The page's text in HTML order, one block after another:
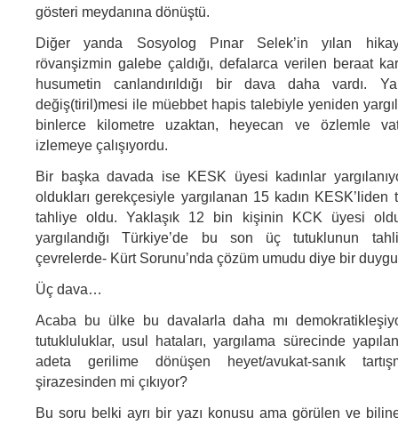
gösteri meydanına dönüştü.
Diğer yanda Sosyolog Pınar Selek’in yılan
rövanşizmin galebe çaldığı, defalarca verilen beraat
husumetin canlandırıldığı bir dava daha vardı.
değiş(tiril)mesi ile müebbet hapis talebiyle yeniden
binlerce kilometre uzaktan, heyecan ve özlemle
izlemeye çalışıyordu.
Bir başka davada ise KESK üyesi kadınlar
oldukları gerekçesiyle yargılanan 15 kadın
tahliye oldu. Yaklaşık 12 bin kişinin KCK üyesi
yargılandığı Türkiye’de bu son üç tutuklunun
çevrelerde- Kürt Sorunu’nda çözüm umudu diye bir
Üç dava…
Acaba bu ülke bu davalarla daha mı
tutukluluklar, usul hataları, yargılama sürecinde
adeta gerilime dönüşen heyet/avukat-sanık
şirazesinden mi çıkıyor?
Bu soru belki ayrı bir yazı konusu ama görülen ve